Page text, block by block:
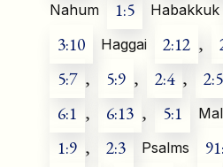
Nahum 1:5 Habakkuk
3:10
Haggai 2:12 ,
5:7 , 5:9 , 2:4 , 2:5
6:1 , 6:13 , 5:1
1:9 , 2:3 Psalms